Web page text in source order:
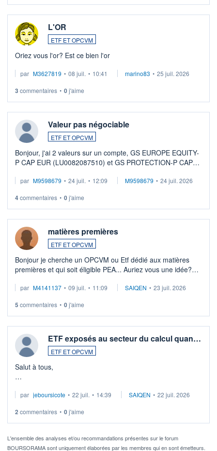
L'OR
ETF ET OPCVM
Oriez vous l'or? Est ce bien l'or
par M3627819 • 08 juil. • 10:41 marino83 • 25 juil. 2026
3 commentaires • 0j'aime
Valeur pas négociable
ETF ET OPCVM
Bonjour, j'ai 2 valeurs sur un compte, GS EUROPE EQUITY-
P CAP EUR (LU0082087510) et GS PROTECTION-P CAP
veux procéder à la vente, on me signale ...
par M9598679 • 24 juil. • 12:09 M9598679 • 24 juil. 2026
4commentaires • 0j'aime
matières premières
ETF ET OPCVM
Bonjour je cherche un OPCVM ou Etf dédié aux matières
premières et qui soit éligible PEA... Auriez vous une idée?
par M4141137 • 09 juil. • 11:09 SAIQEN • 23 juil. 2026
5 commentaires • 0j'aime
ETF exposés au secteur du calcul quan…
ETF ET OPCVM
Salut à tous,
via un ETF plutôt que des actions individuelles.
Idéalement, je voudrais qu'il soit éligible au PEA.
Pour l' ...
par jeboursicote • 22 juil. • 14:39 SAIQEN • 22 juil. 2026
2 commentaires • 0j'aime
L'ensemble des analyses et/ou recommandations présentes sur le forum
BOURSORAMA sont uniquement élaborées par les membres qui en sont émetteurs.